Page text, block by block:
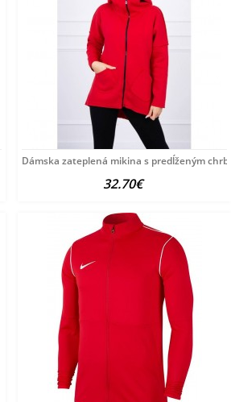
Dámska zateplená mikina s predĺženým
32.70€